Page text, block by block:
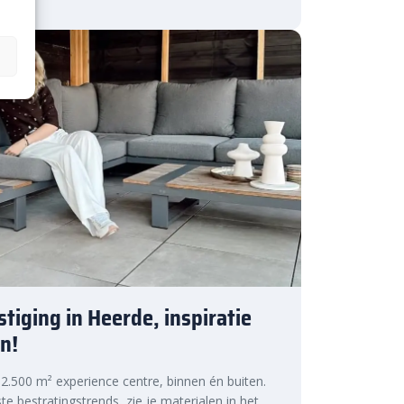
in Heerde, inspiratie
m² experience centre, binnen én buiten.
bestratingstrends, zie je materialen in het